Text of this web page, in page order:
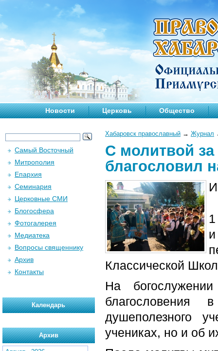
Новости Церковь Общество
Хабаровск православный → Журнал
С молитвой
благословил
Классической
На
душеполезного
учениках, но и об
Самый Восточный
Митрополия
Епархия
Семинария
Церковные СМИ
Блогосфера
Фотогалерея
Медиатека
Вопросы священнику
Архив
Контакты
Календарь
Архив